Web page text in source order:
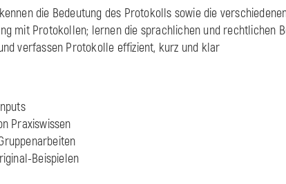
die Bedeutung des Protokolls sowie die
mit Protokollen; lernen die sprachlichen und rechtlichen
verfassen Protokolle effizient, kurz und klar
Praxiswissen
Beispielen